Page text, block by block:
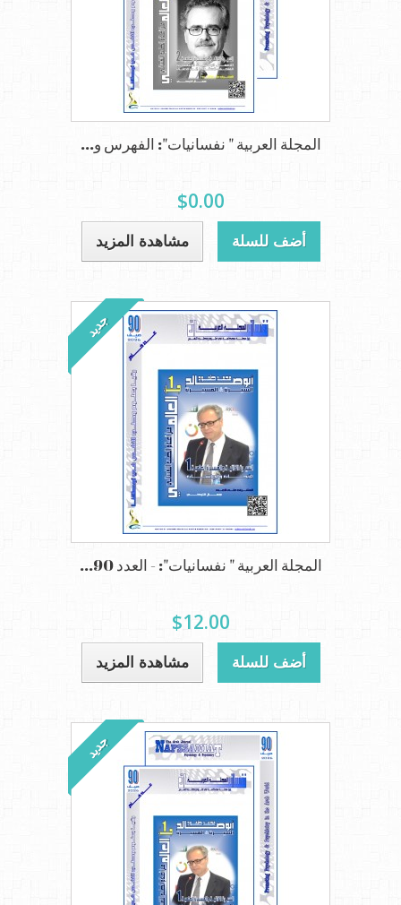
المجلة العربية " نفسانيات": الفهرس و...
$0.00
أضف للسلة مشاهدة المزيد
جديد
المجلة العربية " نفسانيات": - العدد 90...
$12.00
أضف للسلة مشاهدة المزيد
جديد